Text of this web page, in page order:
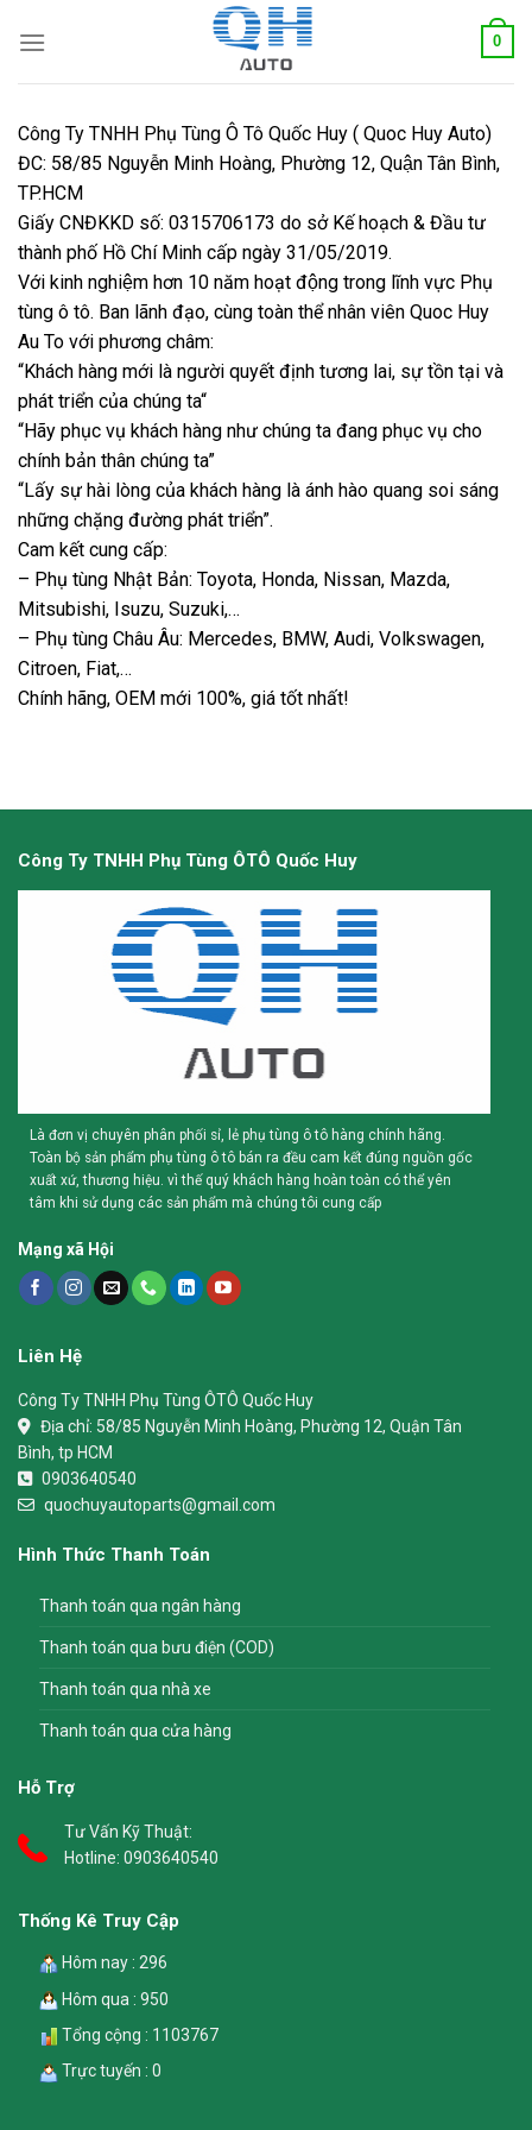
0
Công Ty TNHH Phụ Tùng Ô Tô Quốc Huy ( Quoc Huy Auto)
ĐC: 58/85 Nguyễn Minh Hoàng, Phường 12, Quận Tân Bình,
TP.HCM
Giấy CNĐKKD số: 0315706173 do sở Kế hoạch & Đầu tư
thành phố Hồ Chí Minh cấp ngày 31/05/2019.
Với kinh nghiệm hơn 10 năm hoạt động trong lĩnh vực Phụ
tùng ô tô. Ban lãnh đạo, cùng toàn thể nhân viên Quoc Huy
Au To với phương châm:
“Khách hàng mới là người quyết định tương lai, sự tồn tại và
phát triển của chúng ta“
“Hãy phục vụ khách hàng như chúng ta đang phục vụ cho
chính bản thân chúng ta”
“Lấy sự hài lòng của khách hàng là ánh hào quang soi sáng
những chặng đường phát triển”.
Cam kết cung cấp:
– Phụ tùng Nhật Bản: Toyota, Honda, Nissan, Mazda,
Mitsubishi, Isuzu, Suzuki,…
– Phụ tùng Châu Âu: Mercedes, BMW, Audi, Volkswagen,
Citroen, Fiat,…
Chính hãng, OEM mới 100%, giá tốt nhất!
Công Ty TNHH Phụ Tùng ÔTÔ Quốc Huy
Là đơn vị chuyên phân phối sỉ, lẻ phụ tùng ô tô hàng chính hãng.
Toàn bộ sản phẩm phụ tùng ô tô bán ra đều cam kết đúng nguồn gốc
xuất xứ, thương hiệu. vì thế quý khách hàng hoàn toàn có thể yên
tâm khi sử dụng các sản phẩm mà chúng tôi cung cấp
Mạng xã Hội
Liên Hệ
Công Ty TNHH Phụ Tùng ÔTÔ Quốc Huy
Địa chỉ: 58/85 Nguyễn Minh Hoàng, Phường 12, Quận Tân
Bình, tp HCM
0903640540
quochuyautoparts@gmail.com
Hình Thức Thanh Toán
Thanh toán qua ngân hàng
Thanh toán qua bưu điện (COD)
Thanh toán qua nhà xe
Thanh toán qua cửa hàng
Hỗ Trợ
Tư Vấn Kỹ Thuật:
Hotline: 0903640540
Thống Kê Truy Cập
Hôm nay : 296
Hôm qua : 950
Tổng cộng : 1103767
Trực tuyến : 0